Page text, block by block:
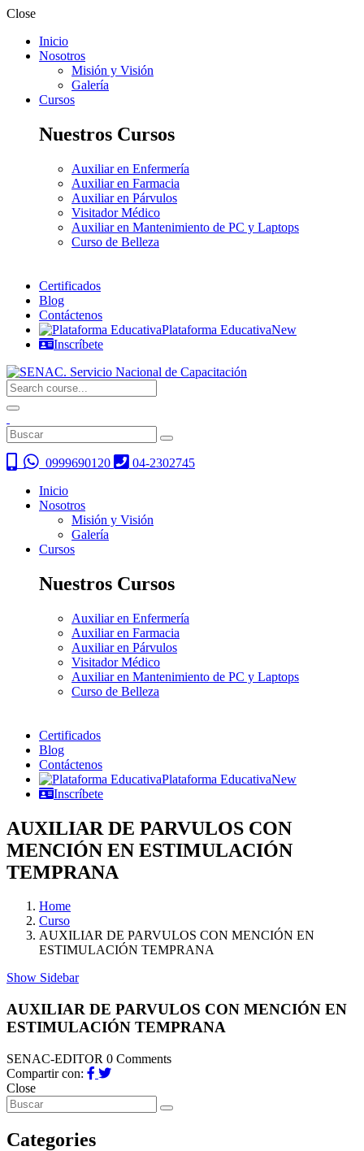
Close
Inicio
Nosotros
Misión y Visión
Galería
Cursos
Nuestros Cursos
Auxiliar en Enfermería
Auxiliar en Farmacia
Auxiliar en Párvulos
Visitador Médico
Auxiliar en Mantenimiento de PC y Laptops
Curso de Belleza
Certificados
Blog
Contáctenos
Plataforma EducativaNew
Inscríbete
0999690120
04-2302745
Inicio
Nosotros
Misión y Visión
Galería
Cursos
Nuestros Cursos
Auxiliar en Enfermería
Auxiliar en Farmacia
Auxiliar en Párvulos
Visitador Médico
Auxiliar en Mantenimiento de PC y Laptops
Curso de Belleza
Certificados
Blog
Contáctenos
Plataforma EducativaNew
Inscríbete
AUXILIAR DE PARVULOS CON
MENCIÓN EN ESTIMULACIÓN
TEMPRANA
Home
Curso
AUXILIAR DE PARVULOS CON MENCIÓN EN
ESTIMULACIÓN TEMPRANA
Show Sidebar
AUXILIAR DE PARVULOS CON MENCIÓN EN
ESTIMULACIÓN TEMPRANA
SENAC-EDITOR 0 Comments
Compartir con:
Close
Categories